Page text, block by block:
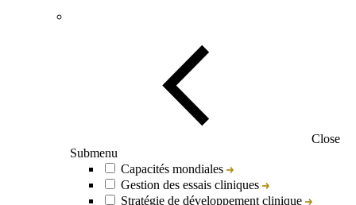
Close
Submenu
Capacités mondiales
Gestion des essais cliniques
Stratégie de développement clinique